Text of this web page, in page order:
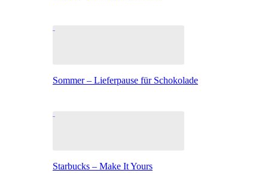
Sommer – Lieferpause für Schokolade
Starbucks – Make It Yours